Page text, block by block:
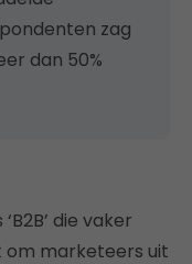
zag
dan 50%
die vaker
marketeers uit